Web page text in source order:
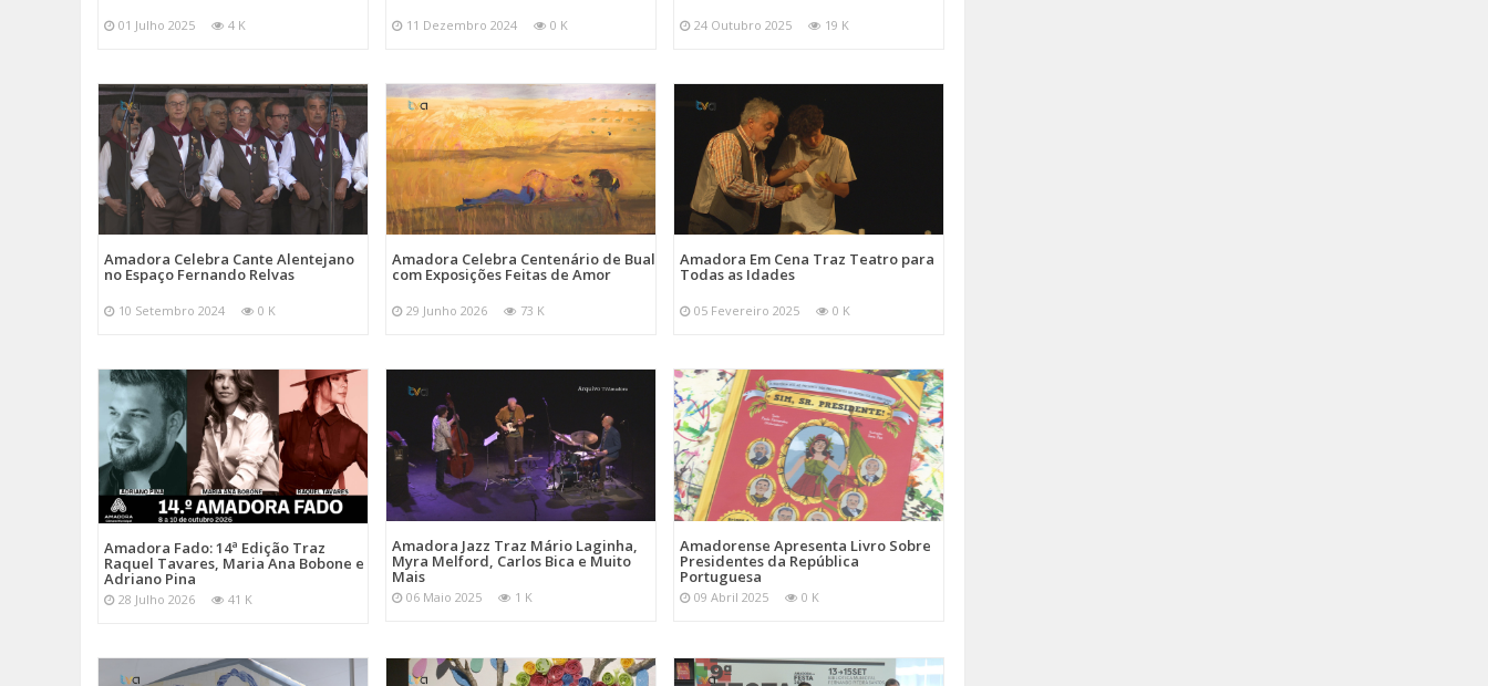
01 Julho 2025 4 K 11 Dezembro 2024 0 K 24 Outubro 2025 19 K
Amadora Celebra Cante Alentejano
no Espaço Fernando Relvas
10 Setembro 2024 0 K
Amadora Celebra Centenário de Bual
com Exposições Feitas de Amor
29 Junho 2026 73 K
Amadora Em Cena Traz Teatro para
Todas as Idades
05 Fevereiro 2025 0 K
Amadora Fado: 14ª Edição Traz
Raquel Tavares, Maria Ana Bobone e
Adriano Pina
28 Julho 2026 41 K
Amadora Jazz Traz Mário Laginha,
Myra Melford, Carlos Bica e Muito
Mais
06 Maio 2025 1 K
Amadorense Apresenta Livro Sobre
Presidentes da República
Portuguesa
09 Abril 2025 0 K